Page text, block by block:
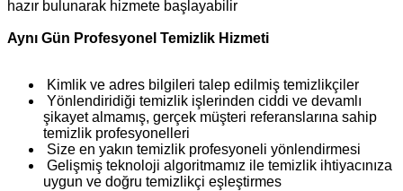
hazır bulunarak hizmete başlayabilir
Aynı Gün Profesyonel Temizlik Hizmeti
Kimlik ve adres bilgileri talep edilmiş temizlikçiler
Yönlendiridiği temizlik işlerinden ciddi ve devamlı
şikayet almamış, gerçek müşteri referanslarına sahip
temizlik profesyonelleri
Size en yakın temizlik profesyoneli yönlendirmesi
Gelişmiş teknoloji algoritmamız ile temizlik ihtiyacınıza
uygun ve doğru temizlikçi eşleştirmes